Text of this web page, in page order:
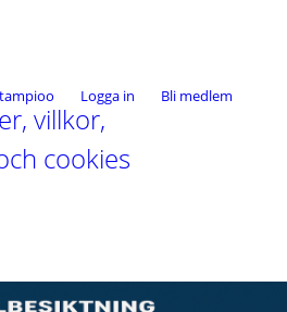
Logga in Bli medlem
villkor,
cookies